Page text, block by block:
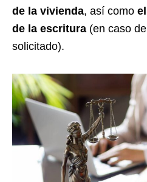
de la vivienda, así como
de la escritura (en caso
solicitado).